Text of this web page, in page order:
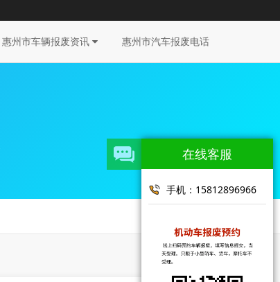
惠州市车辆报废资讯 惠州市汽车报废电话
在线客服
手机：15812896966